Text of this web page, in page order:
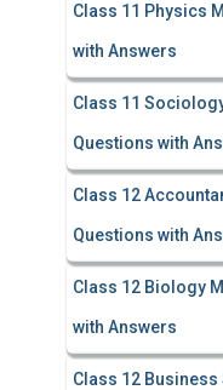
Class 11 Physics
with Answers
Class 11
Questions with
Class 12
Questions with
Class 12 Biology
with Answers
Class 12